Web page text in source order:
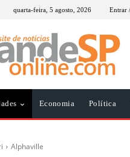
quarta-feira, 5 agosto, 2026 Entrar
Economia Política
Alphaville